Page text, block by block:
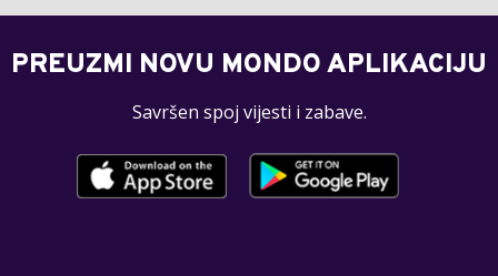
PREUZMI NOVU MONDO APLIKACIJU
Savršen spoj vijesti i zabave.